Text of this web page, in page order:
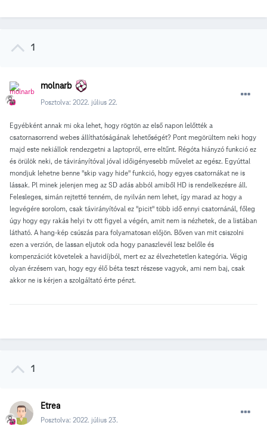
1
molnarb
Posztolva: 2022. július 22.
Egyébként annak mi oka lehet, hogy rögtön az első napon lelőtték a
csatornasorrend webes állíthatóságának lehetőségét? Pont megörültem neki hogy
majd este nekiállok rendezgetni a laptopról, erre eltűnt. Régóta hiányzó funkció ez
és örülök neki, de távirányítóval jóval időigényesebb művelet az egész. Egyúttal
mondjuk lehetne benne "skip vagy hide" funkció, hogy egyes csatornákat ne is
lássak. Pl minek jelenjen meg az SD adás abból amiből HD is rendelkezésre áll.
Felesleges, simán rejtetté tenném, de nyilván nem lehet, így marad az hogy a
legvégére sorolom, csak távirányítóval ez "picit" több idő ennyi csatornánál, főleg
úgy hogy egy rakás helyi tv ott figyel a végén, amit nem is nézhetek, de a listában
látható. A hang-kép csúszás para folyamatosan előjön. Bőven van mit csiszolni
ezen a verzión, de lassan eljutok oda hogy panaszlevél lesz belőle és
kompenzációt követelek a havidíjból, mert ez az élvezhetetlen kategória. Végig
olyan érzésem van, hogy egy élő béta teszt részese vagyok, ami nem baj, csak
akkor ne is kérjen a szolgáltató érte pénzt.
1
Etrea
Posztolva: 2022. július 23.